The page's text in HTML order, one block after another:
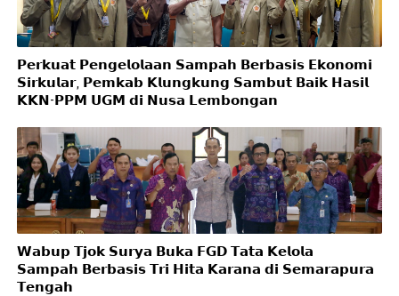
𝗣𝗲𝗿𝗸𝘂𝗮𝘁 𝗣𝗲𝗻𝗴𝗲𝗹𝗼𝗹𝗮𝗮𝗻 𝗦𝗮𝗺𝗽𝗮𝗵 𝗕𝗲𝗿𝗯𝗮𝘀𝗶𝘀 𝗘𝗸𝗼𝗻𝗼𝗺𝗶
𝗦𝗶𝗿𝗸𝘂𝗹𝗮𝗿, 𝗣𝗲𝗺𝗸𝗮𝗯 𝗞𝗹𝘂𝗻𝗴𝗸𝘂𝗻𝗴 𝗦𝗮𝗺𝗯𝘂𝘁 𝗕𝗮𝗶𝗸 𝗛𝗮𝘀𝗶𝗹
𝗞𝗞𝗡-𝗣𝗣𝗠 𝗨𝗚𝗠 𝗱𝗶 𝗡𝘂𝘀𝗮 𝗟𝗲𝗺𝗯𝗼𝗻𝗴𝗮𝗻
𝗪𝗮𝗯𝘂𝗽 𝗧𝗷𝗼𝗸 𝗦𝘂𝗿𝘆𝗮 𝗕𝘂𝗸𝗮 𝗙𝗚𝗗 𝗧𝗮𝘁𝗮 𝗞𝗲𝗹𝗼𝗹𝗮
𝗦𝗮𝗺𝗽𝗮𝗵 𝗕𝗲𝗿𝗯𝗮𝘀𝗶𝘀 𝗧𝗿𝗶 𝗛𝗶𝘁𝗮 𝗞𝗮𝗿𝗮𝗻𝗮 𝗱𝗶 𝗦𝗲𝗺𝗮𝗿𝗮𝗽𝘂𝗿𝗮
𝗧𝗲𝗻𝗴𝗮𝗵